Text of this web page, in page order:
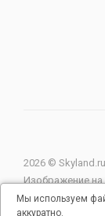
2026 © Skyland.ru
Изображение на
Мы используем
аккуратно.